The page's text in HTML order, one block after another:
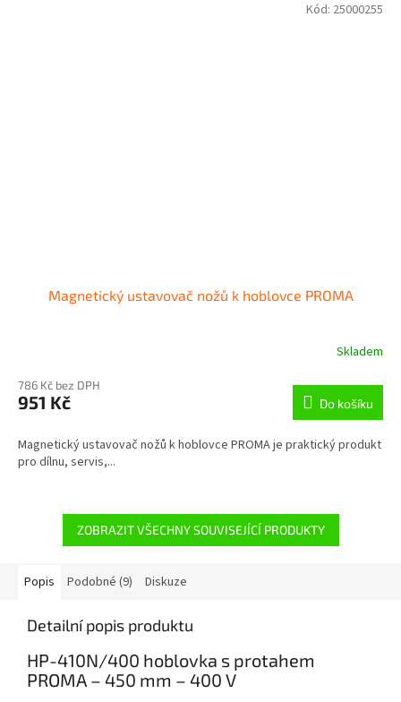
Magnetický ustavovač nožů k hoblovce PROMA
Skladem
786 Kč bez DPH
951 Kč Do košíku
Magnetický ustavovač nožů k hoblovce PROMA je praktický produkt
pro dílnu, servis,...
Kód: 25000255
ZOBRAZIT VŠECHNY SOUVISEJÍCÍ PRODUKTY
Popis Podobné (9) Diskuze
Detailní popis produktu
HP-410N/400 hoblovka s protahem
PROMA – 450 mm – 400 V